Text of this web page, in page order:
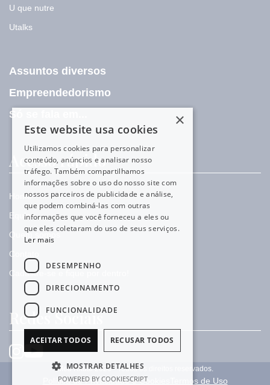
U que nutre
Utalks
Assuntos diversos
Empreendedorismo
Só se fala em...
Acesso rápido
Home
Equipe
Quem somos
Contato
Cadastre-se e fique por dentro!
Redes Sociais
Meu Ritual 2026 - Todos os direitos reservados.
Política de Privacidade e Cookies Termos de Uso
×
Este website usa cookies
Utilizamos cookies para personalizar
conteúdo, anúncios e analisar nosso
tráfego. Também compartilhamos
informações sobre o uso do nosso site com
nossos parceiros de publicidade e análise,
que podem combiná-las com outras
informações que você forneceu a eles ou
que eles coletaram do uso de seus serviços.
Ler mais
DESEMPENHO
DIRECIONAMENTO
FUNCIONALIDADE
ACEITAR TODOS RECUSAR TODOS
MOSTRAR DETALHES
POWERED BY COOKIESCRIPT